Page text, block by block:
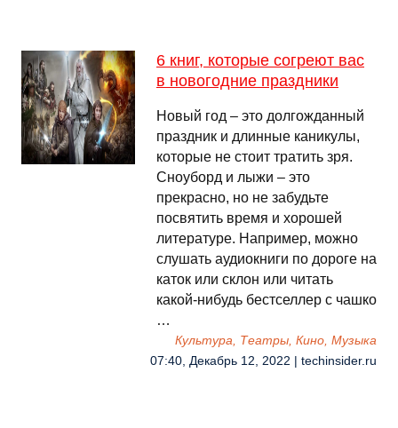
6 книг, которые согреют вас
в новогодние праздники
Новый год – это долгожданный
праздник и длинные каникулы,
которые не стоит тратить зря.
Сноуборд и лыжи – это
прекрасно, но не забудьте
посвятить время и хорошей
литературе. Например, можно
слушать аудиокниги по дороге на
каток или склон или читать
какой-нибудь бестселлер с чашко
…
Культура, Театры, Кино, Музыка
07:40, Декабрь 12, 2022 | techinsider.ru